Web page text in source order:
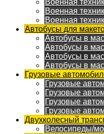
Военная
Военная
Военная
Автобусы для
Автобусы в
Автобусы в
Автобусы в
Автобусы в
Грузовые
Грузовые
Грузовые
Грузовые
Грузовые
Двухколесный
Велосипеды/